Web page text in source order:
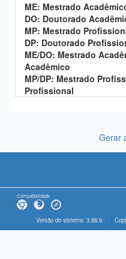
ME: Mestrado
DO: Doutorado
MP: Mestrado
DP: Doutorado
ME/DO: Mestrado
Acadêmico
MP/DP: Mestrado
Profissional
Gerar
Compatibilidade
Versão do sistema: 3.88.9